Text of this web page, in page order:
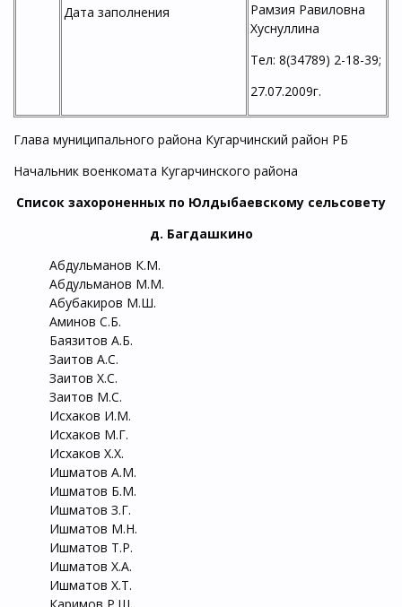
Дата заполнения
Рамзия Равиловна
Хуснуллина
Тел: 8(34789) 2-18-39;
27.07.2009г.
Глава муниципального района Кугарчинский район РБ
Начальник военкомата Кугарчинского района
Список захороненных по Юлдыбаевскому сельсовету
д. Багдашкино
Абдульманов К.М.
Абдульманов М.М.
Абубакиров М.Ш.
Аминов С.Б.
Баязитов А.Б.
Заитов А.С.
Заитов Х.С.
Заитов М.С.
Исхаков И.М.
Исхаков М.Г.
Исхаков Х.Х.
Ишматов А.М.
Ишматов Б.М.
Ишматов З.Г.
Ишматов М.Н.
Ишматов Т.Р.
Ишматов Х.А.
Ишматов Х.Т.